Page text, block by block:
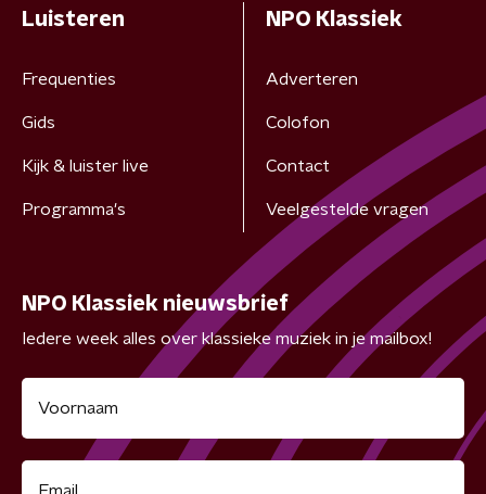
Luisteren
Frequenties
Gids
Kijk & luister live
Programma's
NPO Klassiek
Adverteren
Colofon
Contact
Veelgestelde vragen
NPO Klassiek nieuwsbrief
Iedere week alles over klassieke muziek in je mailbox!